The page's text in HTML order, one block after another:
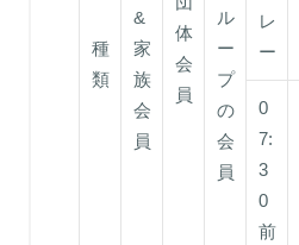
種
類
&
家
族
会
員
体
会
員
ル
ー
プ
の
会
員
レ
ー
0
7:
3
0
前